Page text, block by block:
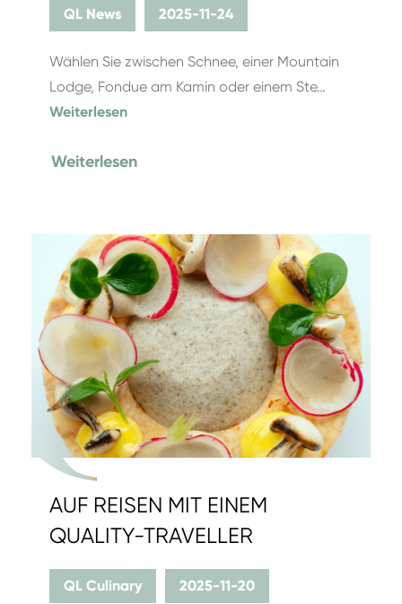
QL News 2025-11-24
Wählen Sie zwischen Schnee, einer Mountain
Lodge, Fondue am Kamin oder einem Ste…
Weiterlesen
Weiterlesen
AUF REISEN MIT EINEM
QUALITY-TRAVELLER
QL Culinary 2025-11-20